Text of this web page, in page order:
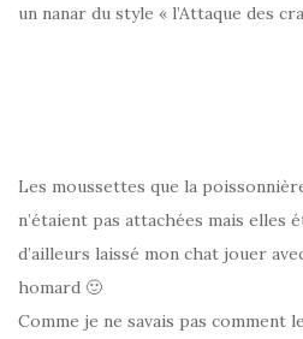
un nanar du style « l’Attaque des
Les moussettes que la
n’étaient pas attachées mais elles
d’ailleurs laissé mon chat jouer
homard 🙂
Comme je ne savais pas comment